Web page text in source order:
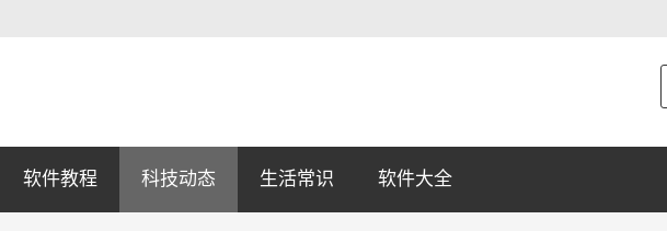
软件教程 科技动态 生活常识 软件大全